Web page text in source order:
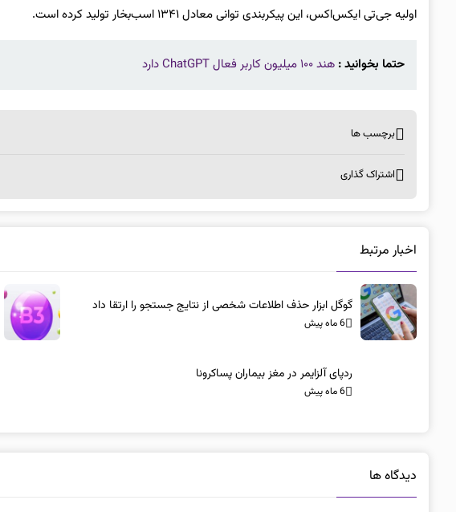
اولیه جی‌تی ایکس‌اکس، این پیکربندی توانی معادل ۱۳۴۱ اسب‌بخار تولید کرده است.
حتما بخوانید : هند ۱۰۰ میلیون کاربر فعال ChatGPT دارد
برچسب ها
اشتراک گذاری
اخبار مرتبط
گوگل ابزار حذف اطلاعات شخصی از نتایج جستجو را ارتقا داد
6 ماه پیش
ردپای آلزایمر در مغز بیماران پساکرونا
6 ماه پیش
دیدگاه ها